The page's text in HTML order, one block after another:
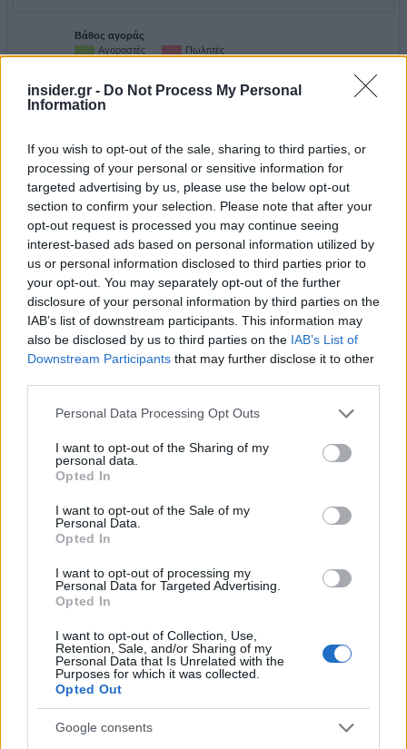
insider.gr - Do Not Process My Personal
Information
If you wish to opt-out of the sale, sharing to third parties, or
processing of your personal or sensitive information for
targeted advertising by us, please use the below opt-out
section to confirm your selection. Please note that after your
opt-out request is processed you may continue seeing
interest-based ads based on personal information utilized by
us or personal information disclosed to third parties prior to
your opt-out. You may separately opt-out of the further
disclosure of your personal information by third parties on the
IAB’s list of downstream participants. This information may
also be disclosed by us to third parties on the IAB’s List of
Downstream Participants that may further disclose it to other
Please note that this website/app uses one or more Google
not limited to your visit or usage behaviour. You may click to
grant or deny consent to Google and its third-party tags to
use your data for below specified purposes in below Google
consent section.
Personal Data Processing Opt Outs
I want to opt-out of the Sharing of my
personal data.
Opted In
I want to opt-out of the Sale of my
Personal Data.
Opted In
I want to opt-out of processing my
Personal Data for Targeted Advertising.
Opted In
I want to opt-out of Collection, Use,
Retention, Sale, and/or Sharing of my
Personal Data that Is Unrelated with the
Purposes for which it was collected.
Opted Out
Google consents